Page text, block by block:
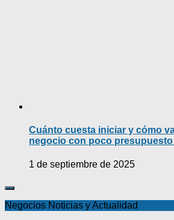
Cuánto cuesta iniciar y cómo
negocio con poco presupuesto
1 de septiembre de 2025
Negocios Noticias y Actualidad